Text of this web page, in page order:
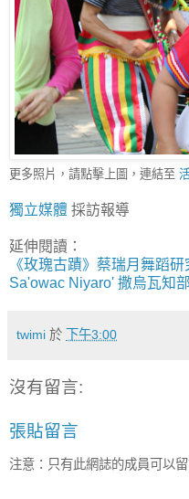
更多照片，請點擊上圖，連結至
獨立媒體 採訪報導
延伸閱讀：
《玫瑰古蹟》蔡瑞月舞蹈研
Sa'owac Niyaro' 撒烏瓦知
twimi 於 下午3:00
沒有留言:
張貼留言
注意：只有此網誌的成員可以留